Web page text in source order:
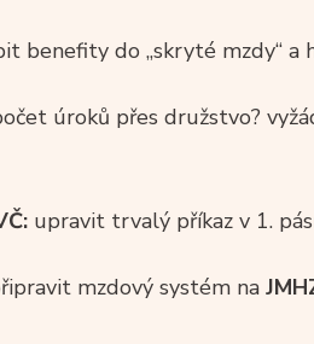
benefity do „skryté mzdy“ a
úroků přes družstvo?
upravit trvalý příkaz v 1.
mzdový systém na